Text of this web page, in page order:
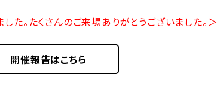
た。たくさんのご来場ありがとうございました。＞
開催報告はこちら